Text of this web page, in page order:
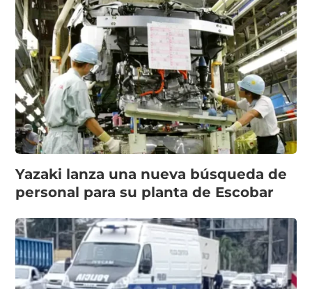
Yazaki lanza una nueva búsqueda de
personal para su planta de Escobar